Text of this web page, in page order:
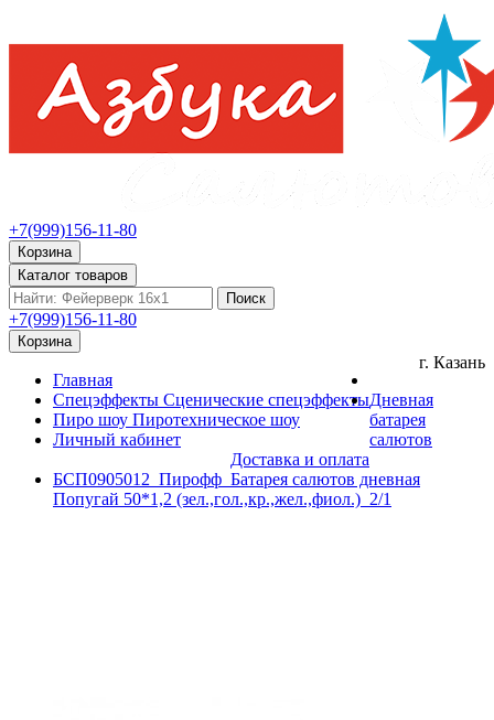
+7(999)156-11-80
Корзина
Каталог товаров
Поиск
+7(999)156-11-80
Корзина
Главная
Спецэффекты Сценические спецэффекты
Пиро шоу Пиротехническое шоу
Личный кабинет
Доставка и оплата
г. Казань
Дневная
батарея
салютов
БСП0905012_Пирофф_Батарея салютов дневная
Попугай 50*1,2 (зел.,гол.,кр.,жел.,фиол.)_2/1